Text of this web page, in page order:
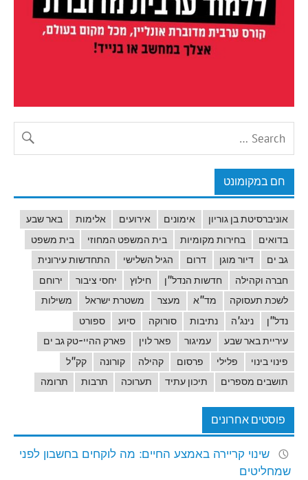
חם במקומונט
אוניברסיטת בן גוריון אימונים אירועים אלימות
באר שבע
בדואים
בחירות מקומיות בית המשפט המחוזי
בית משפט
גב ים
דיור מוגן דרום הגיל השלישי
התחדשות עירונית
חברה וקהילה
חדשות הנדל"ן חילוץ יחסי ציבור
ירוחם
לשכת תעסוקה
מד"א מעצר משטרת ישראל
משילות
נדל"ן
נינג'ה נתיבות סורוקה סיוע
ספורט
עיריית באר שבע
עמיגור פאר לוין
פארק ההיי-טק גב ים
פינוי בינוי
פלילי פרסום קהילה קורונה
קק"ל
תושבים מספרים
תיכון עתיד תערוכה תרבות תרומה
פוסטים אחרונים
שינוי קריירה באמצע החיים: מה לוקחים בחשבון לפני
שמחליטים